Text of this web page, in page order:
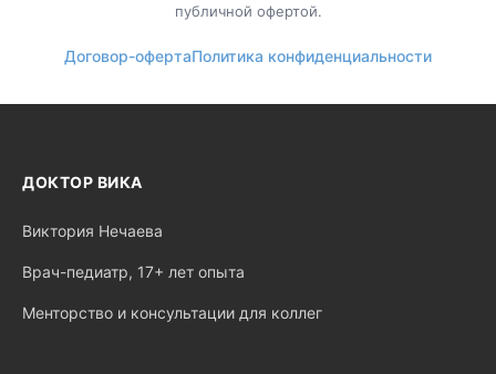
публичной офертой.
Договор-офертаПолитика конфиденциальности
ДОКТОР ВИКА
Виктория Нечаева
Врач-педиатр, 17+ лет опыта
Менторство и консультации для коллег